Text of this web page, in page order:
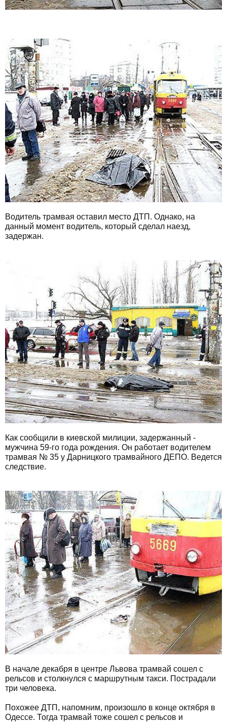
Водитель трамвая оставил место ДТП. Однако, на
данный момент водитель, который сделал наезд,
задержан.
Как сообщили в киевской милиции, задержанный -
мужчина 59-го года рождения. Он работает водителем
трамвая № 35 у Дарницкого трамвайного ДЕПО. Ведется
следствие.
В начале декабря в центре Львова трамвай сошел с
рельсов и столкнулся с маршрутным такси. Пострадали
три человека.
Похожее ДТП, напомним, произошло в конце октября в
Одессе. Тогда трамвай тоже сошел с рельсов и